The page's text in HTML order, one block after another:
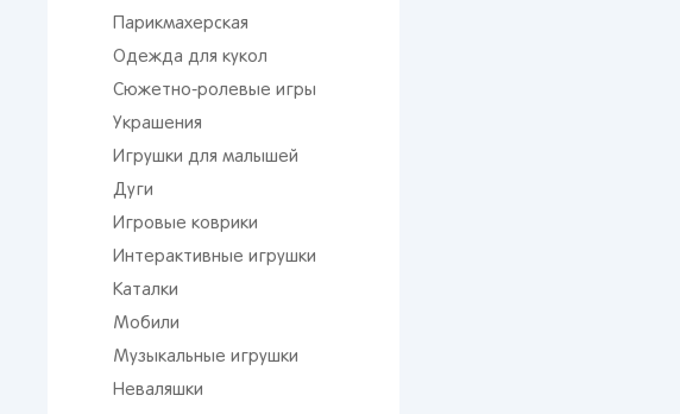
Парикмахерская
Одежда для кукол
Сюжетно-ролевые игры
Украшения
Игрушки для малышей
Дуги
Игровые коврики
Интерактивные игрушки
Каталки
Мобили
Музыкальные игрушки
Неваляшки